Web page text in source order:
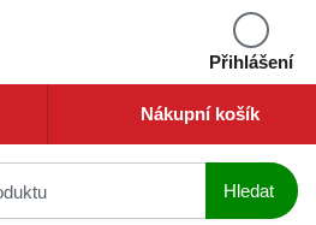
Přihlášení
Nákupní košík